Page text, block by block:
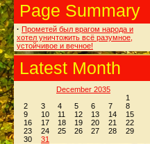
Page Summary
· Прометей был врагом народа и
хотел уничтожить всё разумное,
устойчивое и вечное!
Latest Month
December 2035
1
2
3 4 5 6 7
8
9
10 11 12 13 14
15
16
17 18 19 20 21
22
23
24 25 26 27 28
29
30
31